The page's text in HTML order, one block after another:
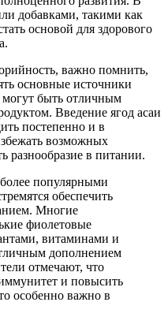
добавками, такими как
основой для здорового
важно помнить,
основные источники
быть отличным
Введение ягод асаи
постепенно и в
возможных
разнообразие в питании.
популярными
обеспечить
Многие
фиолетовые
витаминами и
дополнением
отмечают, что
и повысить
особенно важно в